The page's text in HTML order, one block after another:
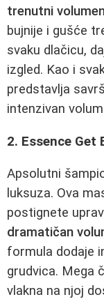
trenutni
bujnije i gušće
svaku dlačicu,
izgled. Kao i
predstavlja
intenzivan
2. Essence Get
Apsolutni
luksuza. Ova
postignete
dramatičan
formula dodaje
grudvica. Mega
vlakna na njoj